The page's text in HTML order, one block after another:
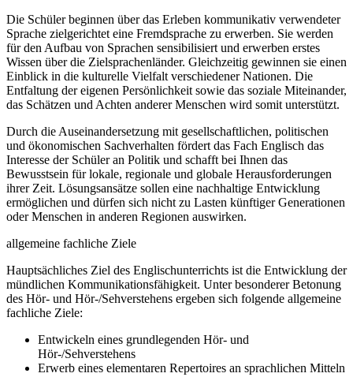
Die Schüler beginnen über das Erleben kommunikativ verwendeter
Sprache zielgerichtet eine Fremdsprache zu erwerben. Sie werden
für den Aufbau von Sprachen sensibilisiert und erwerben erstes
Wissen über die Zielsprachenländer. Gleichzeitig gewinnen sie einen
Einblick in die kulturelle Vielfalt verschiedener Nationen. Die
Entfaltung der eigenen Persönlichkeit sowie das soziale Miteinander,
das Schätzen und Achten anderer Menschen wird somit unterstützt.
Durch die Auseinandersetzung mit gesellschaftlichen, politischen
und ökonomischen Sachverhalten fördert das Fach Englisch das
Interesse der Schüler an Politik und schafft bei Ihnen das
Bewusstsein für lokale, regionale und globale Herausforderungen
ihrer Zeit. Lösungsansätze sollen eine nachhaltige Entwicklung
ermöglichen und dürfen sich nicht zu Lasten künftiger Generationen
oder Menschen in anderen Regionen auswirken.
allgemeine fachliche Ziele
Hauptsächliches Ziel des Englischunterrichts ist die Entwicklung der
mündlichen Kommunikationsfähigkeit. Unter besonderer Betonung
des Hör- und Hör-/Sehverstehens ergeben sich folgende allgemeine
fachliche Ziele:
Entwickeln eines grundlegenden Hör- und
Hör-/Sehverstehens
Erwerb eines elementaren Repertoires an sprachlichen Mitteln